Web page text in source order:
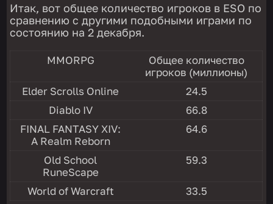
Итак, вот общее количество игроков в ESO по
сравнению с другими подобными играми по
состоянию на 2 декабря.
MMORPG
Общее количество
игроков (миллионы)
Elder Scrolls Online
24.5
Diablo IV
66.8
FINAL FANTASY XIV:
A Realm Reborn
64.6
Old School
RuneScape
59.3
World of Warcraft 33.5